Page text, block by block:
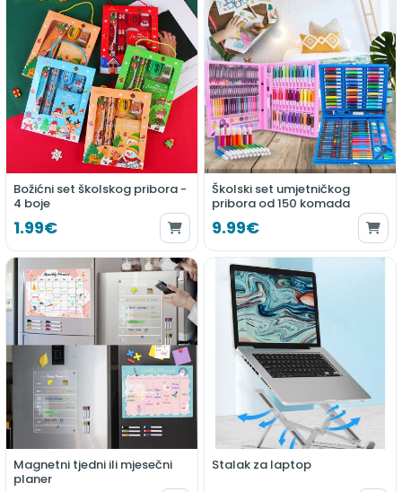
Božićni set školskog pribora -
4 boje
1.99€
Školski set umjetničkog
pribora od 150 komada
9.99€
Magnetni tjedni ili mjesečni
planer
Stalak za laptop